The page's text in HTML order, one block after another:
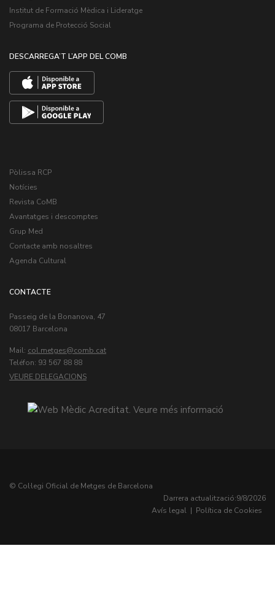
Institut de Formació Mèdica i Lideratge
Programa de Protecció Social
DESCARREGA’T L’APP DEL COMB
Pòlissa RCP
Notícies
Revista CoMB
Avantatges i descomptes
Grup Med
Contacte amb nosaltres
Agenda Cultural
CONTACTE
Passeig de la Bonanova, 47
08017 Barcelona
Mail: col.metges
Teléfon: 93 567 88 88
VEURE DELEGACIONS
© Col·legi Oficial de Metges de Barcelona
Darrera actualització:9/8/2026
Avís legal | Política de Cookies